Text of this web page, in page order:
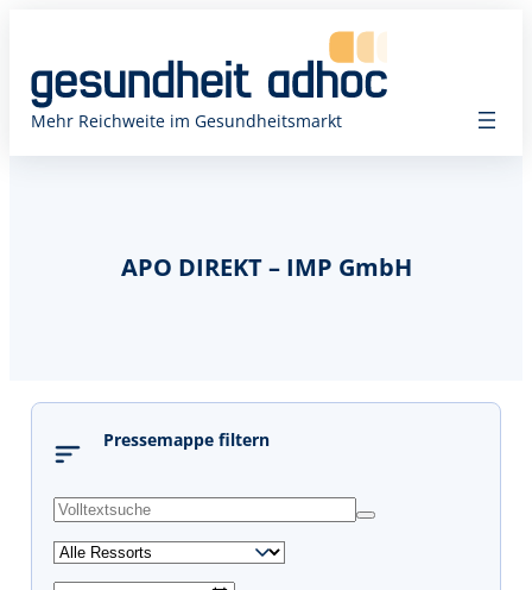
Mehr Reichweite im Gesundheitsmarkt
APO DIREKT – IMP GmbH
Pressemappe filtern
s